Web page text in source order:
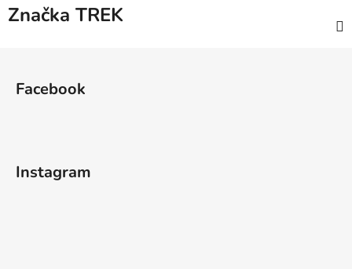
Značka TREK
Facebook
Instagram